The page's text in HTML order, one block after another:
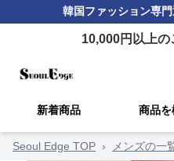
韓国ファッション専
10,000円以上の
新着商品 商品を
Seoul Edge TOP › メンズの一